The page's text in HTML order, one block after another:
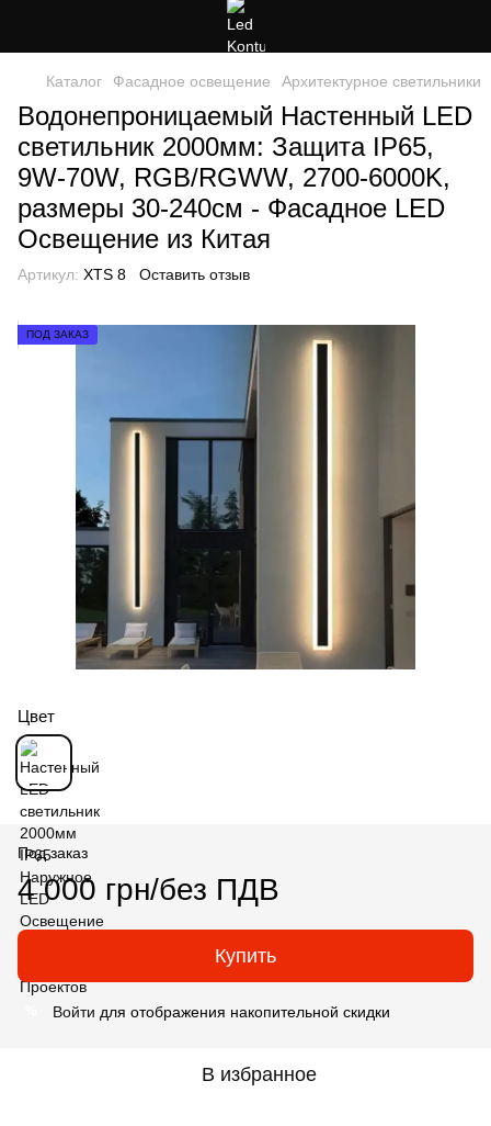
Каталог Фасадное освещение Архитектурное светильники
Водонепроницаемый Настенный LED
светильник 2000мм: Защита IP65,
9W-70W, RGB/RGWW, 2700-6000K,
размеры 30-240см - Фасадное LED
Освещение из Китая
Артикул: XTS 8 Оставить отзыв
ПОД ЗАКАЗ
Цвет
Под заказ
4 000 грн/без ПДВ
Купить
Войти для отображения накопительной скидки
В избранное